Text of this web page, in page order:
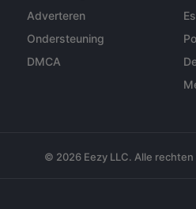
Adverteren
Ondersteuning
DMCA
© 2026 Eezy LLC. Alle